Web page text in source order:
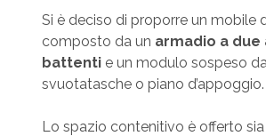
Si è deciso di proporre un mobile
composto da un armadio a due
battentie un modulo sospeso
svuotatasche o piano d’appoggio.
Lo spazio contenitivo è offerto